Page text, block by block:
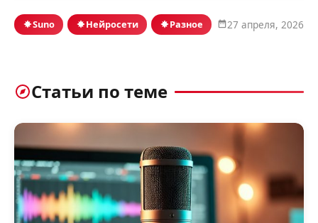
Suno Нейросети Разное 27 апреля, 2026
Статьи по теме